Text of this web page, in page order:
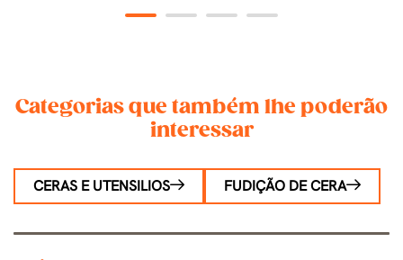
1 2 3 4
Categorias que também lhe poderão
interessar
CERAS E UTENSILIOS FUDIÇÃO DE CERA